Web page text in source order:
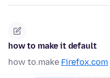
how to make it default
how to.make Firefox.com